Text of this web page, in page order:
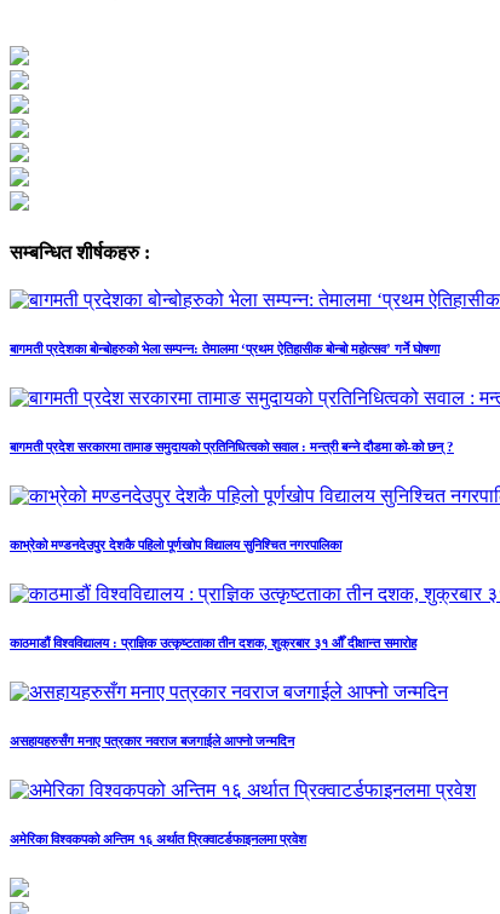
सम्बन्धित शीर्षकहरु :
बागमती प्रदेशका बोन्बोहरुको भेला सम्पन्न: तेमालमा ‘प्रथम ऐतिहासीक बोन्बो महोत्सव’ गर्ने घोषणा
बागमती प्रदेश सरकारमा तामाङ समुदायको प्रतिनिधित्वको सवाल : मन्त्री बन्ने दौडमा को‐को छन् ?
काभ्रेको मण्डनदेउपुर देशकै पहिलो पूर्णखोप विद्यालय सुनिश्चित नगरपालिका
काठमाडौं विश्वविद्यालय : प्राज्ञिक उत्कृष्टताका तीन दशक, शुक्रबार ३१ औँ दीक्षान्त समारोह
असहायहरुसँग मनाए पत्रकार नवराज बजगाईले आफ्नो जन्मदिन
अमेरिका विश्वकपको अन्तिम १६ अर्थात प्रिक्वाटर्डफाइनलमा प्रवेश